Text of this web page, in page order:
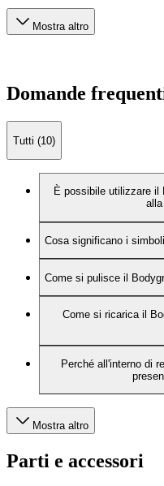
Mostra altro
Domande
Tutti (10)
È possibile utilizzare il
Cosa significano i
Come si pulisce il
Come si ricarica il
Perché all'interno di
Mostra altro
Parti e accessori